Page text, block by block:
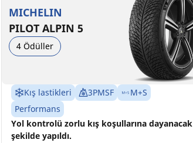
MICHELIN
PILOT ALPIN 5
4 Ödüller
Kış lastikleri 3PMSF
M+S
Performans
Yol kontrolü zorlu kış koşullarına dayanacak
şekilde yapıldı.